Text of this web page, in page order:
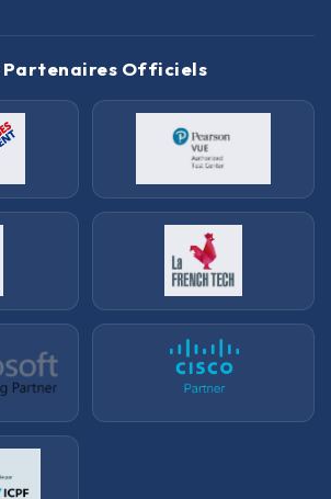
Partenaires Officiels